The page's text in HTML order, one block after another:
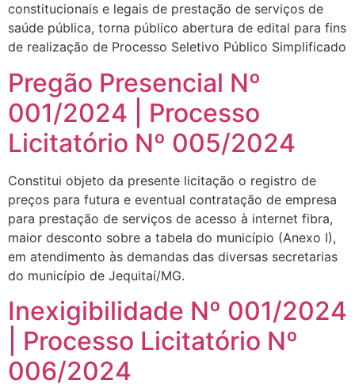
constitucionais e legais de prestação de serviços de
saúde pública, torna público abertura de edital para fins
de realização de Processo Seletivo Público Simplificado
Pregão Presencial Nº
001/2024 | Processo
Licitatório Nº 005/2024
Constitui objeto da presente licitação o registro de
preços para futura e eventual contratação de empresa
para prestação de serviços de acesso à internet fibra,
maior desconto sobre a tabela do município (Anexo I),
em atendimento às demandas das diversas secretarias
do município de Jequitaí/MG.
Inexigibilidade Nº 001/2024
| Processo Licitatório Nº
006/2024